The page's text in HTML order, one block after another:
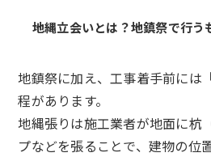
地縄立会いとは？地鎮祭で行う
地鎮祭に加え、工事着手前には
程があります。
地縄張りは施工業者が地面に杭
プなどを張ることで、建物の位